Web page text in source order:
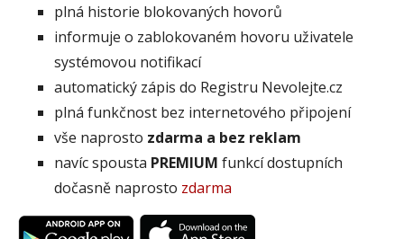
plná historie blokovaných hovorů
informuje o zablokovaném hovoru uživatele
systémovou notifikací
automatický zápis do Registru Nevolejte.cz
plná funkčnost bez internetového připojení
vše naprosto zdarma a bez reklam
navíc spousta PREMIUM funkcí dostupních
dočasně naprosto zdarma